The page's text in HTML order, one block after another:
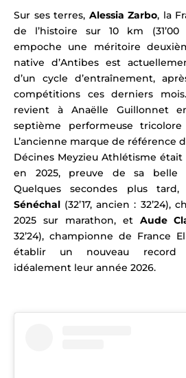
Sur ses terres, Alessia Zarbo, la
de l’histoire sur 10 km
empoche une méritoire
native d’Antibes est
d’un cycle d’entraînement,
compétitions ces derniers
revient à Anaëlle Guillonnet
septième performeuse
L’ancienne marque de référence
Décines Meyzieu Athlétisme était
en 2025, preuve de sa belle
Quelques secondes plus
Sénéchal (32’17, ancien : 32’24),
2025 sur marathon, et Aude
32’24), championne de France
établir un nouveau record
idéalement leur année 2026.